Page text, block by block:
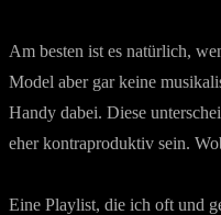
Am besten ist es natürlich,
Model aber gar keine
Handy dabei. Diese
eher kontraproduktiv sein.
Eine Playlist, die ich oft und